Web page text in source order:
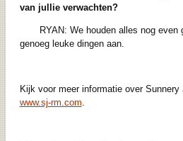
van jullie verwachten?
RYAN: We houden alles nog even
genoeg leuke dingen aan.
Kijk voor meer informatie over
www.sj-rm.com